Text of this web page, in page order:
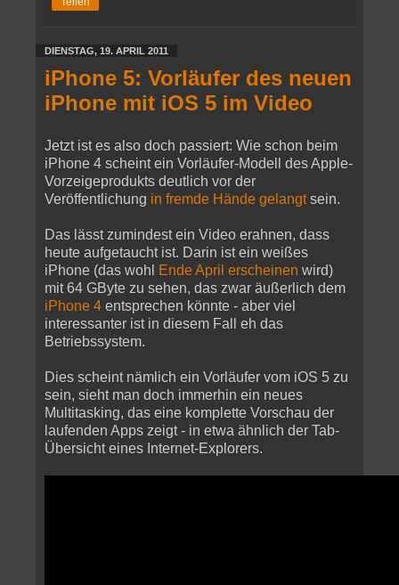
DIENSTAG, 19. APRIL 2011
iPhone 5: Vorläufer des neuen
iPhone mit iOS 5 im Video
Jetzt ist es also doch passiert: Wie schon beim
iPhone 4 scheint ein Vorläufer-Modell des Apple-
Vorzeigeprodukts deutlich vor der
Veröffentlichung in fremde Hände gelangtsein.
Das lässt zumindest ein Video erahnen, dass
heute aufgetaucht ist. Darin ist ein weißes
iPhone (das wohl
Ende April erscheinen wird)
mit 64 GByte zu sehen, das zwar äußerlich dem
iPhone 4 entsprechen könnte - aber viel
interessanter ist in diesem Fall eh das
Betriebssystem.
Dies scheint nämlich ein Vorläufer vom iOS 5 zu
sein, sieht man doch immerhin ein neues
Multitasking, das eine komplette Vorschau der
laufenden Apps zeigt - in etwa ähnlich der Tab-
Übersicht eines Internet-Explorers.